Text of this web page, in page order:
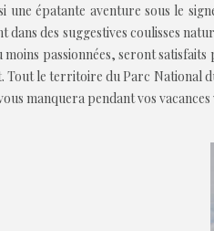
une épatante aventure sous le
des suggestives coulisses
passionnées, seront
le territoire du Parc National
manquera pendant vos